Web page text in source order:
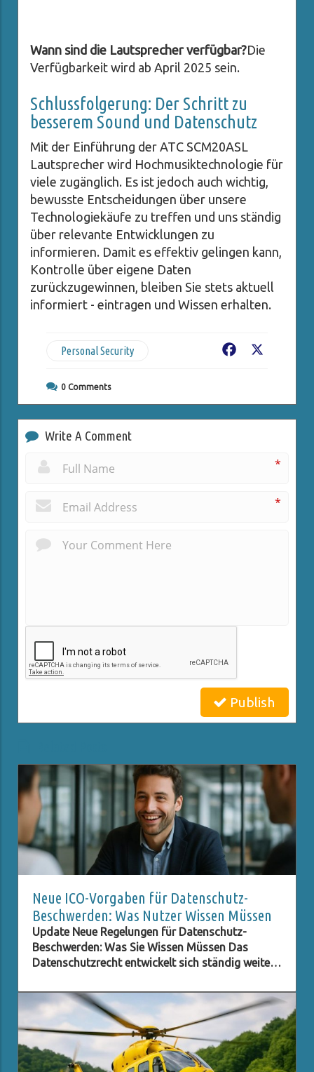
Wann sind die Lautsprecher verfügbar?Die
Verfügbarkeit wird ab April 2025 sein.
Schlussfolgerung: Der Schritt zu
besserem Sound und Datenschutz
Mit der Einführung der ATC SCM20ASL
Lautsprecher wird Hochmusiktechnologie für
viele zugänglich. Es ist jedoch auch wichtig,
bewusste Entscheidungen über unsere
Technologiekäufe zu treffen und uns ständig
über relevante Entwicklungen zu
informieren. Damit es effektiv gelingen kann,
Kontrolle über eigene Daten
zurückzugewinnen, bleiben Sie stets aktuell
informiert - eintragen und Wissen erhalten.
Personal Security Facebook
0 Comments
Write A Comment
*
*
Publish
Neue ICO-Vorgaben für Datenschutz-
Beschwerden: Was Nutzer Wissen Müssen
Update Neue Regelungen für Datenschutz-
Beschwerden: Was Sie Wissen Müssen Das
Datenschutzrecht entwickelt sich ständig weiter,
Schutz persönlicher Daten immer wichtiger wird.
Eine der neuesten Entwicklungen betrifft die ICO
(Information Commissioner's Office) im
Vereinigten Königreich, die neue Verpflichtungen
für Beschwerden im Bereich des Datenschutzes